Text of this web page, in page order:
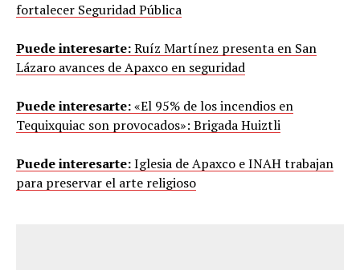
fortalecer Seguridad Pública
Puede interesarte:Ruíz Martínez presenta en San
Lázaro avances de Apaxco en seguridad
Puede interesarte:«El 95% de los incendios en
Tequixquiac son provocados»: Brigada Huiztli
Puede interesarte:Iglesia de Apaxco e INAH trabajan
para preservar el arte religioso